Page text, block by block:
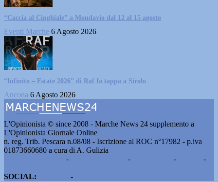
“Caccia al Cinghiale” a Mondavio dal 12 al 15 agosto
Eventi Marche 6 Agosto 2026
“Infinito – Estate 2026” di Raf fa tappa a Sirolo
Ancona 6 Agosto 2026
L'Opinionista © since 2008 - Marche News 24 supplemento a
L'Opinionista Giornale Online
n. reg. Trib. Pescara n.08/08 - Iscrizione al ROC n°17982 - p.iva
01873660680 a cura di A. Gulizia
- - -
-
SOCIAL:
-